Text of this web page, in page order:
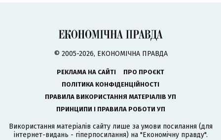
© 2005-2026, ЕКОНОМІЧНА ПРАВДА
РЕКЛАМА НА САЙТІ
ПРО ПРОЄКТ
ПОЛІТИКА КОНФІДЕНЦІЙНОСТІ
ПРАВИЛА ВИКОРИСТАННЯ МАТЕРІАЛІВ УП
ПРИНЦИПИ І ПРАВИЛА РОБОТИ УП
Використання матеріалів сайту лише за умови посилання (для
інтернет-видань - гіперпосилання) на "Економічну правду".